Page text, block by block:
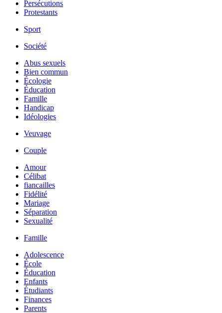
Persécutions
Protestants
Sport
Société
Abus sexuels
Bien commun
Écologie
Éducation
Famille
Handicap
Idéologies
Veuvage
Couple
Amour
Célibat
fiancailles
Fidélité
Mariage
Séparation
Sexualité
Famille
Adolescence
École
Éducation
Enfants
Étudiants
Finances
Parents